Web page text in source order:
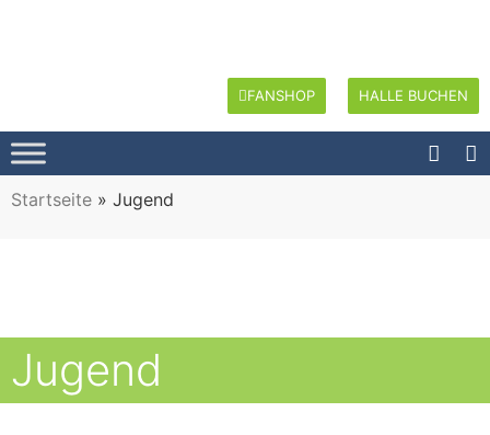
FANSHOP HALLE BUCHEN
Startseite » Jugend
Jugend